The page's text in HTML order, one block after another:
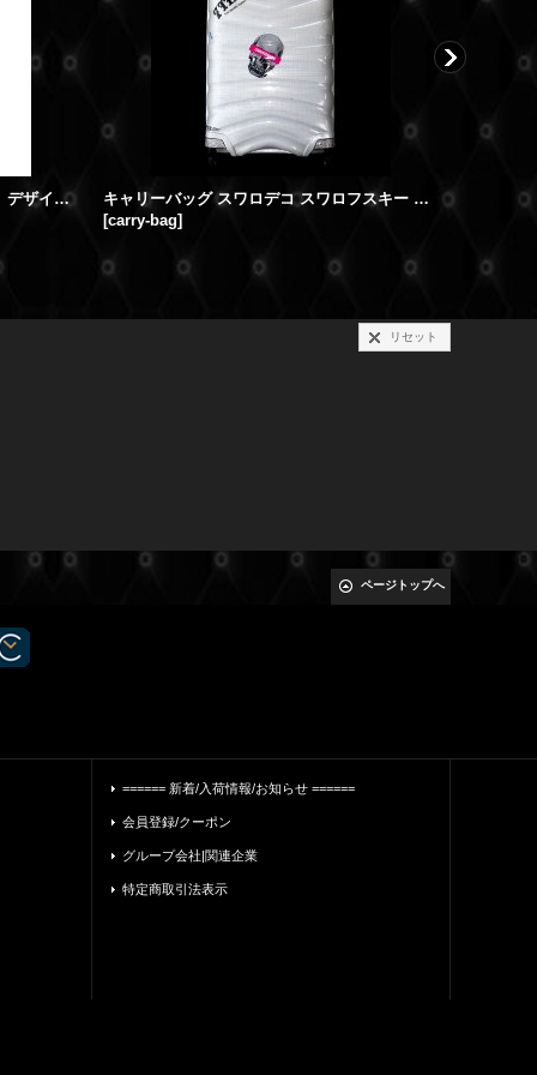
スリッパ スワロフスキー スワロデコ デザイン 小物
キャリーバッグ スワロデコ スワロフスキー カスタム オーダー
[carry-bag]
リセット
ページトップへ
====== 新着/入荷情報/お知らせ ======
会員登録/クーポン
グループ会社|関連企業
特定商取引法表示